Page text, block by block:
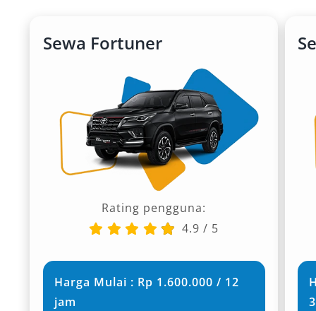
Sewa Fortuner
Rating pengguna:
4.9 / 5
Harga Mulai : Rp 1.600.000 / 12
jam